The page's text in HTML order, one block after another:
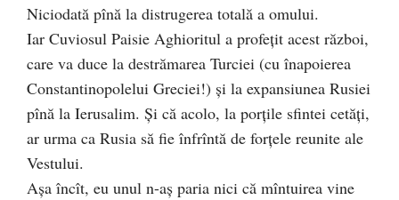
Niciodată pînă la distrugerea totală a omului.
Iar Cuviosul Paisie Aghioritul a profeţit acest război,
care va duce la destrămarea Turciei (cu înapoierea
Constantinopolelui Greciei!) şi la expansiunea Rusiei
pînă la Ierusalim. Şi că acolo, la porţile sfintei cetăţi,
ar urma ca Rusia să fie înfrîntă de forţele reunite ale
Vestului.
Aşa încît, eu unul n-aş paria nici că mîntuirea vine